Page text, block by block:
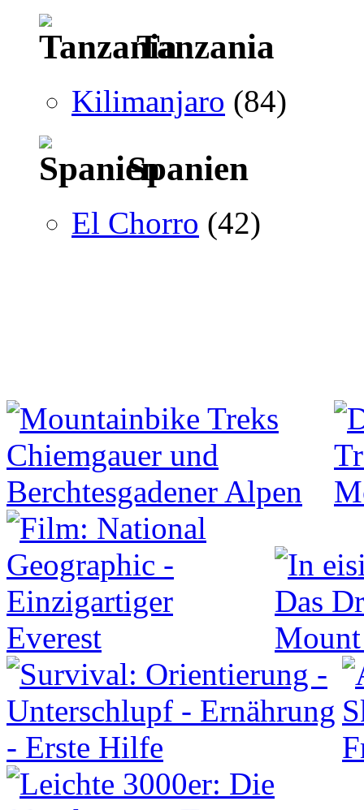
Tanzania
Kilimanjaro (84)
Spanien
El Chorro (42)